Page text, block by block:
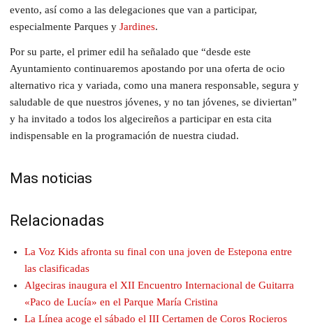
evento, así como a las delegaciones que van a participar,
especialmente Parques y Jardines.
Por su parte, el primer edil ha señalado que “desde este
Ayuntamiento continuaremos apostando por una oferta de ocio
alternativo rica y variada, como una manera responsable, segura y
saludable de que nuestros jóvenes, y no tan jóvenes, se diviertan”
y ha invitado a todos los algecireños a participar en esta cita
indispensable en la programación de nuestra ciudad.
Mas noticias
Relacionadas
La Voz Kids afronta su final con una joven de Estepona entre
las clasificadas
Algeciras inaugura el XII Encuentro Internacional de Guitarra
«Paco de Lucía» en el Parque María Cristina
La Línea acoge el sábado el III Certamen de Coros Rocieros